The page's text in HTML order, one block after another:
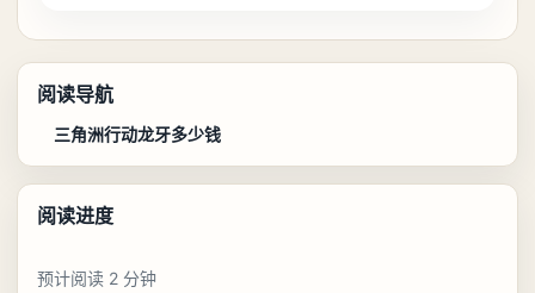
阅读导航
三角洲行动龙牙多少钱
阅读进度
预计阅读 2 分钟